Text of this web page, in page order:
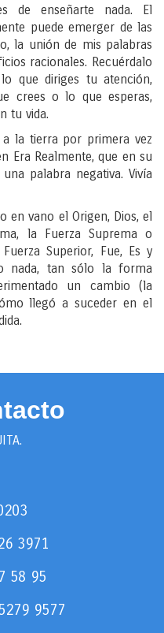
de enseñarte nada. El
puede emerger de las
la unión de mis palabras
racionales. Recuérdalo
que diriges tu atención,
crees o lo que esperas,
tu vida.
la tierra por primera vez
Era Realmente, que en su
palabra negativa. Vivía
en vano el Origen, Dios, el
la Fuerza Suprema o
Superior, Fue, Es y
nada, tan sólo la forma
un cambio (la
llegó a suceder en el
3971
58 95
9577